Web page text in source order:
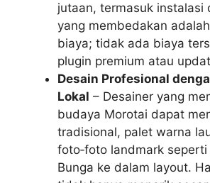
jutaan, termasuk instalasi
yang membedakan
biaya; tidak ada biaya
plugin premium atau
Desain Profesional
Lokal – Desainer yang
budaya Morotai dapat
tradisional, palet warna
foto‑foto landmark seperti
Bunga ke dalam layout.